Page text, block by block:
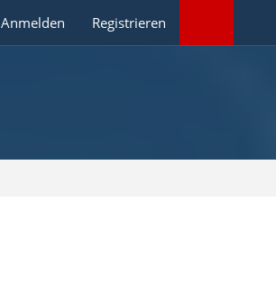
Anmelden Registrieren